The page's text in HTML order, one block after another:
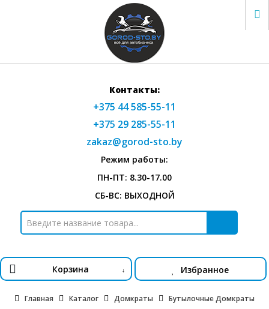
Контакты:
+375 44 585-55-11
+375 29 285-55-11
zakaz@gorod-sto.by
Режим работы:
ПН-ПТ: 8.30-17.00
СБ-ВС: ВЫХОДНОЙ
Корзина ↓ Избранное
Главная Каталог Домкраты
Бутылочные Домкраты